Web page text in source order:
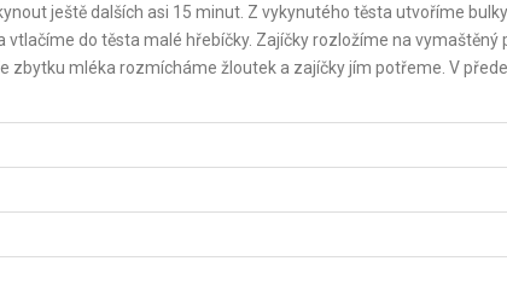
ještě dalších asi 15 minut. Z vykynutého těsta utvoříme
do těsta malé hřebíčky. Zajíčky rozložíme na vymaštěný
zbytku mléka rozmícháme žloutek a zajíčky jím potřeme. V